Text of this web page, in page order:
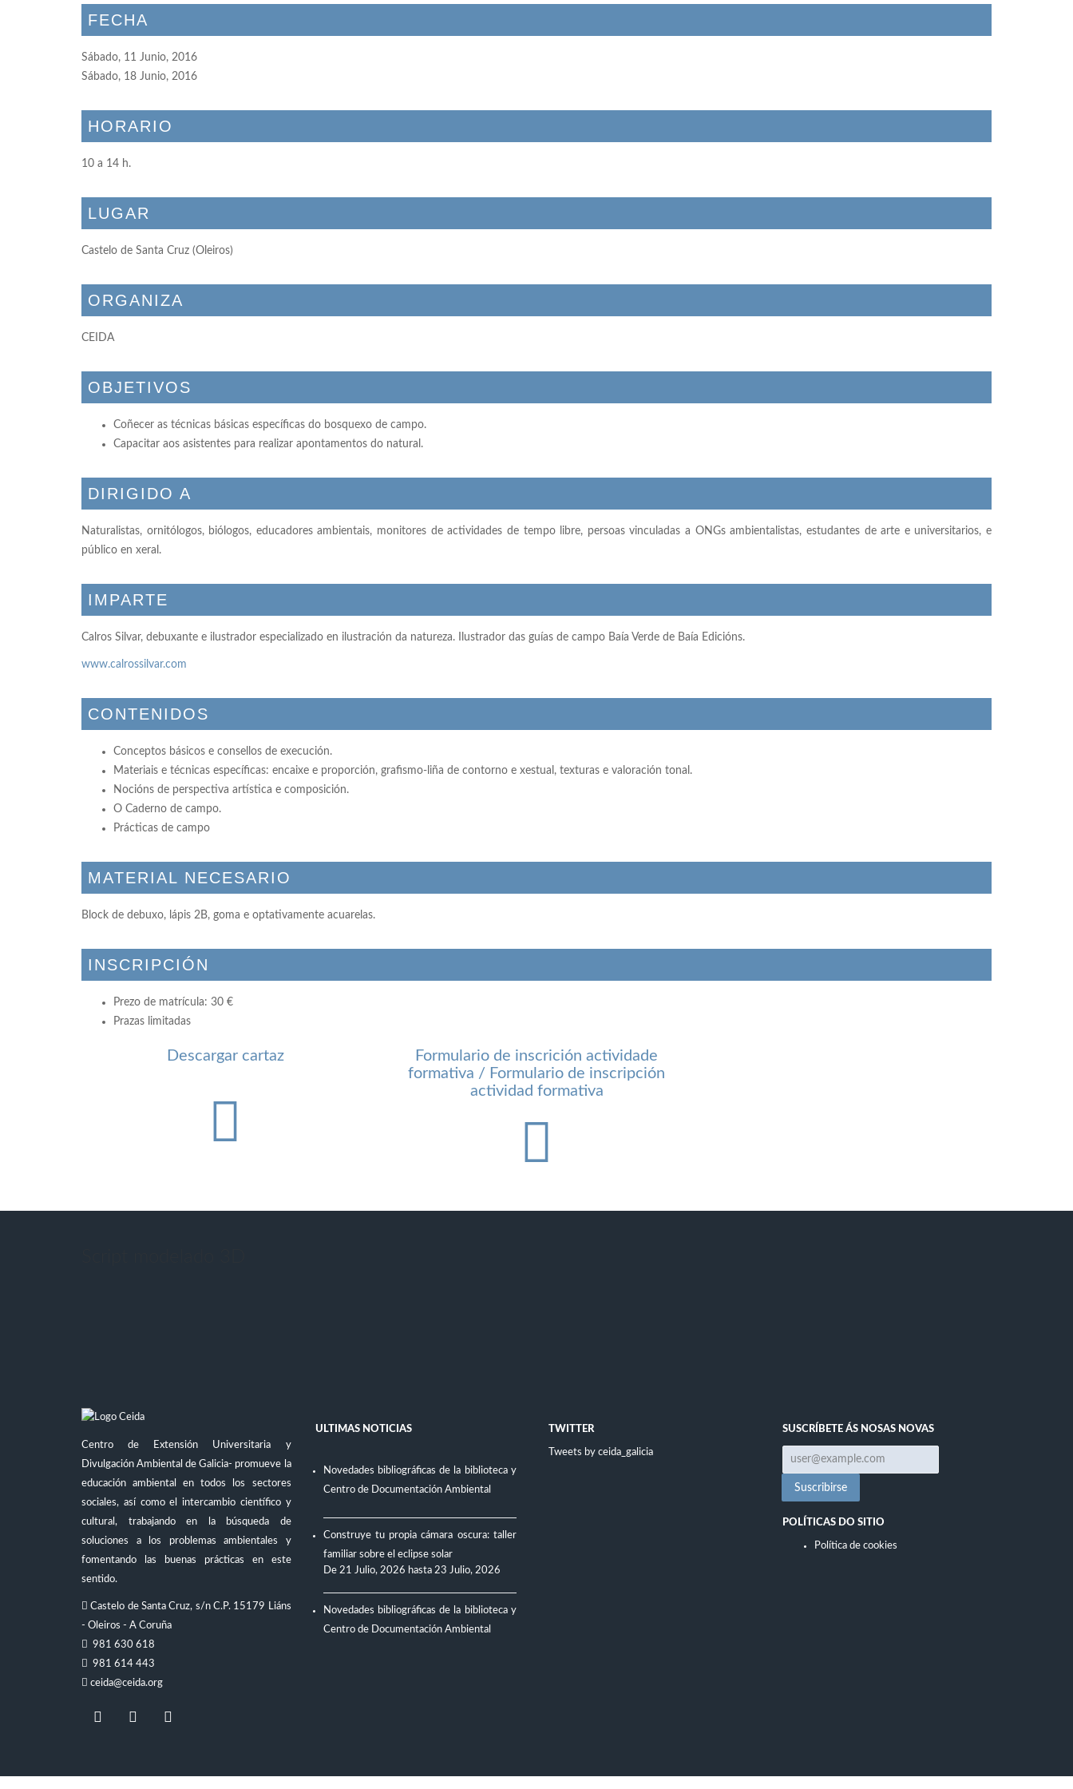
FECHA
Sábado, 11 Junio, 2016
Sábado, 18 Junio, 2016
HORARIO
10 a 14 h.
LUGAR
Castelo de Santa Cruz (Oleiros)
ORGANIZA
CEIDA
OBJETIVOS
Coñecer as técnicas básicas específicas do bosquexo de campo.
Capacitar aos asistentes para realizar apontamentos do natural.
DIRIGIDO A
Naturalistas, ornitólogos, biólogos, educadores ambientais, monitores de actividades de tempo libre, persoas vinculadas a ONGs ambientalistas, estudantes de arte e universitarios, e
público en xeral.
IMPARTE
Calros Silvar, debuxante e ilustrador especializado en ilustración da natureza. Ilustrador das guías de campo Baía Verde de Baía Edicións.
www.calrossilvar.com
CONTENIDOS
Conceptos básicos e consellos de execución.
Materiais e técnicas específicas: encaixe e proporción, grafismo-liña de contorno e xestual, texturas e valoración tonal.
Nocións de perspectiva artística e composición.
O Caderno de campo.
Prácticas de campo
MATERIAL NECESARIO
Block de debuxo, lápis 2B, goma e optativamente acuarelas.
INSCRIPCIÓN
Prezo de matrícula: 30 €
Prazas limitadas
Descargar cartaz
Formulario de inscrición actividade
formativa / Formulario de inscripción
actividad formativa
Centro de Extensión Universitaria y
Divulgación Ambiental de Galicia- promueve la
educación ambiental en todos los sectores
sociales, así como el intercambio científico y
cultural, trabajando en la búsqueda de
soluciones a los problemas ambientales y
fomentando las buenas prácticas en este
sentido.
Castelo de Santa Cruz, s/n C.P. 15179 Liáns
- Oleiros - A Coruña
981 630 618
981 614 443
ceida@ceida.org
ULTIMAS NOTICIAS
Novedades bibliográficas de la biblioteca y
Centro de Documentación Ambiental
Construye tu propia cámara oscura: taller
familiar sobre el eclipse solar
De 21 Julio, 2026 hasta 23 Julio, 2026
Novedades bibliográficas de la biblioteca y
Centro de Documentación Ambiental
TWITTER
Tweets by ceida_galicia
SUSCRÍBETE ÁS NOSAS NOVAS
POLÍTICAS DO SITIO
Política de cookies